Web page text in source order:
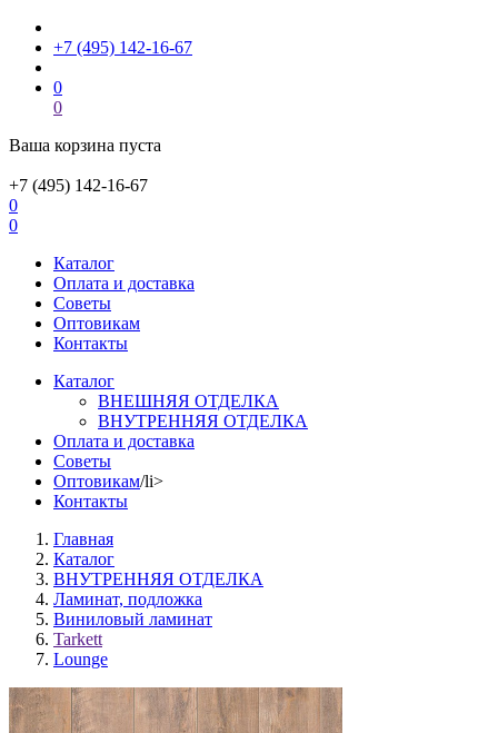
+7 (495) 142-16-67
0
0
Ваша корзина пуста
+7 (495) 142-16-67
0
0
Каталог
Оплата и доставка
Советы
Оптовикам
Контакты
Каталог
ВНЕШНЯЯ ОТДЕЛКА
ВНУТРЕННЯЯ ОТДЕЛКА
Оплата и доставка
Советы
Оптовикам/li>
Контакты
Главная
Каталог
ВНУТРЕННЯЯ ОТДЕЛКА
Ламинат, подложка
Виниловый ламинат
Tarkett
Lounge